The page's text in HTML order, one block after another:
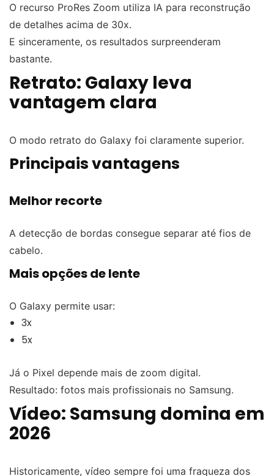
O recurso ProRes Zoom utiliza IA para reconstrução
de detalhes acima de 30x.
E sinceramente, os resultados surpreenderam
bastante.
Retrato: Galaxy leva
vantagem clara
O modo retrato do Galaxy foi claramente superior.
Principais vantagens
Melhor recorte
A detecção de bordas consegue separar até fios de
cabelo.
Mais opções de lente
O Galaxy permite usar:
3x
5x
Já o Pixel depende mais de zoom digital.
Resultado: fotos mais profissionais no Samsung.
Vídeo: Samsung domina em
2026
Historicamente, vídeo sempre foi uma fraqueza dos